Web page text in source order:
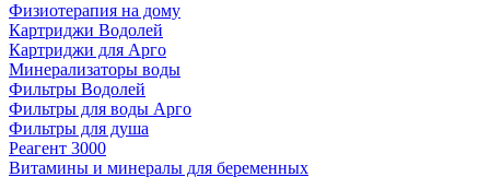
Физиотерапия на дому
Картриджи Водолей
Картриджи для Арго
Минерализаторы воды
Фильтры Водолей
Фильтры для воды Арго
Фильтры для душа
Реагент 3000
Витамины и минералы для беременных